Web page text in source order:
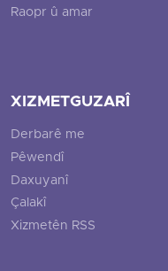
Raopr û amar
XIZMETGUZARÎ
Derbarê me
Pêwendî
Daxuyanî
Çalakî
Xizmetên RSS